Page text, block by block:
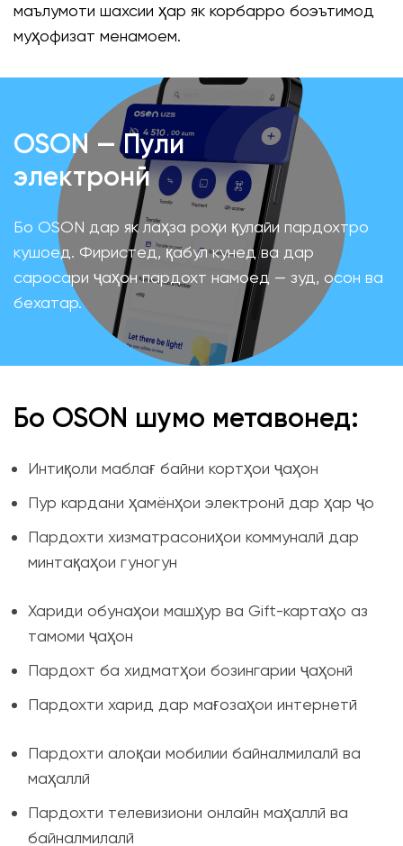
маълумоти шахсии ҳар як корбарро боэътимод
муҳофизат менамоем.
OSON — Пули
электронӣ
Бо OSON дар як лаҳза роҳи қулайи пардохтро
кушоед. Фиристед, қабул кунед ва дар
саросари ҷаҳон пардохт намоед — зуд, осон ва
бехатар.
Бо OSON шумо метавонед:
Интиқоли маблағ байни кортҳои ҷаҳон
Пур кардани ҳамёнҳои электронӣ дар ҳар ҷо
Пардохти хизматрасониҳои коммуналӣ дар
минтақаҳои гуногун
Хариди обунаҳои машҳур ва Gift-картаҳо аз
тамоми ҷаҳон
Пардохт ба хидматҳои бозингарии ҷаҳонӣ
Пардохти харид дар мағозаҳои интернетӣ
Пардохти алоқаи мобилии байналмилалӣ ва
маҳаллӣ
Пардохти телевизиони онлайн маҳаллӣ ва
байналмилалӣ